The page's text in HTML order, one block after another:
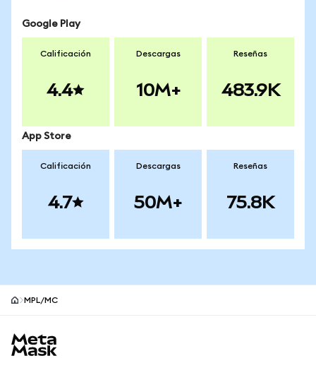
Google Play
Calificación
4.4
Descargas
10M+
Reseñas
483.9K
App Store
Calificación
4.7
Descargas
50M+
Reseñas
75.8K
MPL/MC